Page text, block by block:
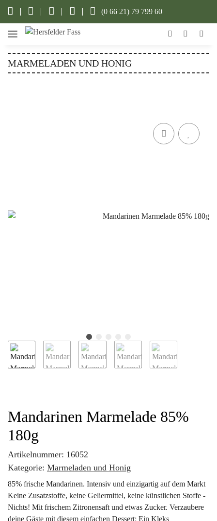
(0 66 21) 79 799 60
MARMELADEN UND HONIG
Mandarinen Marmelade 85%
180g
Artikelnummer: 16052
Kategorie: Marmeladen und Honig
85% frische Mandarinen. Intensiv und einzigartig auf dem Markt
Keine Zusatzstoffe, keine Geliermittel, keine künstlichen Stoffe -
Nichts! Mit frischem Zitronensaft und etwas Zucker. Verzaubere
deine Gäste mit diesem einfachen Dessert: Ein Kleks